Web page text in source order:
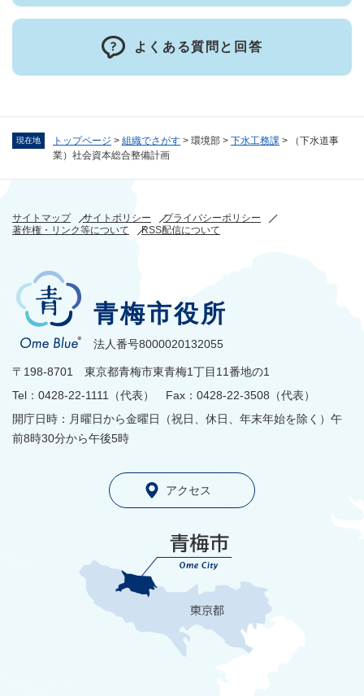
現在地 トップページ > 組織でさがす > 環境部 > 下水工務課 >
（下水道事
業）社会資本総合整備計画
よくある質問と回答
サイトマップ サイトポリシー
プライバシーポリシー
著作権・リンク等について
RSS配信について
青梅市役所
法人番号8000020132055
〒198-8701 東京都青梅市東青梅1丁目11番地の1
Tel：0428-22-1111（代表） Fax：0428-22-3508（代表）
開庁日時：月曜日から金曜日（祝日、休日、年末年始を除く）午
前8時30分から午後5時
アクセス